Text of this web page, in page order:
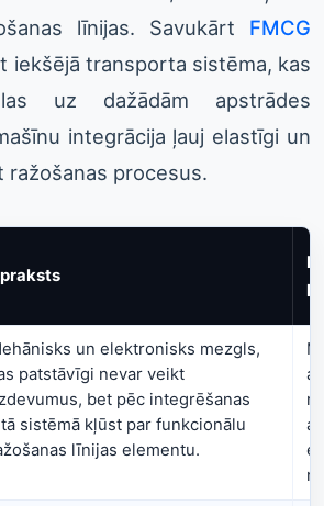
līnijas. Savukārt FMCG
iekšējā transporta sistēma, kas
uz dažādām apstrādes
integrācija ļauj elastīgi un
procesus.
un elektronisks mezgls,
patstāvīgi nevar veikt
bet pēc integrēšanas
sistēmā kļūst par funkcionālu
līnijas elementu.